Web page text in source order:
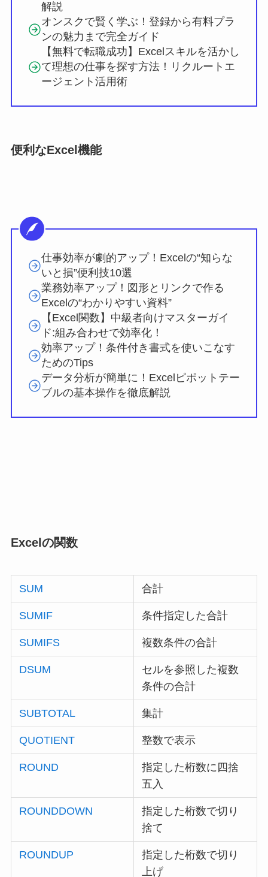
解説
オンスクで賢く学ぶ！登録から有料プラ
ンの魅力まで完全ガイド
【無料で転職成功】Excelスキルを活かし
て理想の仕事を探す方法！リクルートエ
ージェント活用術
便利なExcel機能
仕事効率が劇的アップ！Excelの“知らな
いと損”便利技10選
業務効率アップ！図形とリンクで作る
Excelの“わかりやすい資料”
【Excel関数】中級者向けマスターガイ
ド:組み合わせで効率化！
効率アップ！条件付き書式を使いこなす
ためのTips
データ分析が簡単に！Excelピポットテー
ブルの基本操作を徹底解説
Excelの関数
SUM 合計
SUMIF 条件指定した合計
SUMIFS 複数条件の合計
DSUM
セルを参照した複数
条件の合計
SUBTOTAL 集計
QUOTIENT 整数で表示
ROUND
指定した桁数に四捨
五入
ROUNDDOWN
指定した桁数で切り
捨て
ROUNDUP
指定した桁数で切り
上げ